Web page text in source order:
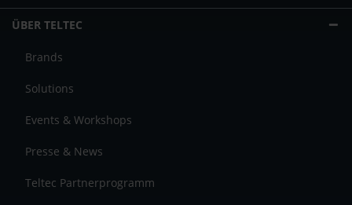
ÜBER TELTEC
Brands
Solutions
Events & Workshops
Presse & News
Teltec Partnerprogramm